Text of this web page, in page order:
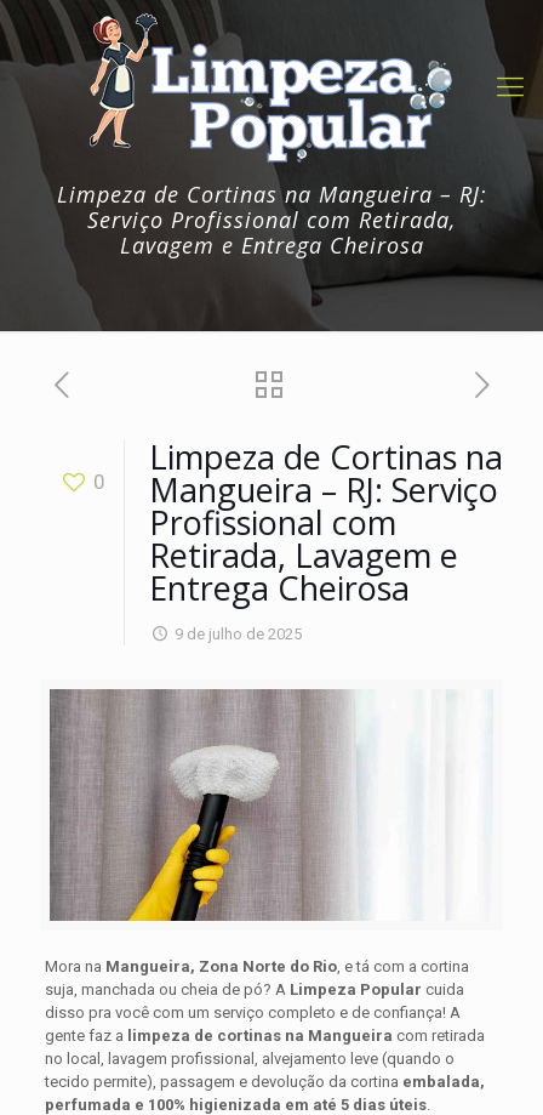
Limpeza de Cortinas na Mangueira – RJ:
Serviço Profissional com Retirada,
Lavagem e Entrega Cheirosa
0
Limpeza de Cortinas na
Mangueira – RJ: Serviço
Profissional com
Retirada, Lavagem e
Entrega Cheirosa
9 de julho de 2025
Mora na Mangueira, Zona Norte do Rio, e tá com a cortina
suja, manchada ou cheia de pó? A Limpeza Popular cuida
disso pra você com um serviço completo e de confiança! A
gente faz a limpeza de cortinas na Mangueira com retirada
no local, lavagem profissional, alvejamento leve (quando o
tecido permite), passagem e devolução da cortina embalada,
perfumada e 100% higienizada em até 5 dias úteis.